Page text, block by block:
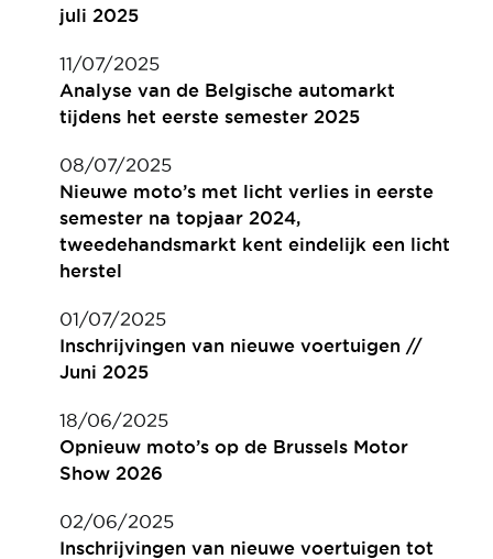
juli 2025
11/07/2025
Analyse van de Belgische automarkt
tijdens het eerste semester 2025
08/07/2025
Nieuwe moto’s met licht verlies in eerste
semester na topjaar 2024,
tweedehandsmarkt kent eindelijk een licht
herstel
01/07/2025
Inschrijvingen van nieuwe voertuigen //
Juni 2025
18/06/2025
Opnieuw moto’s op de Brussels Motor
Show 2026
02/06/2025
Inschrijvingen van nieuwe voertuigen tot